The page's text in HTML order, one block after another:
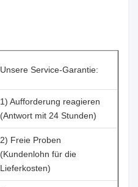
Unsere Service-Garantie:
1) Aufforderung reagieren
(Antwort mit 24 Stunden)
2) Freie Proben
(Kundenlohn für die
Lieferkosten)